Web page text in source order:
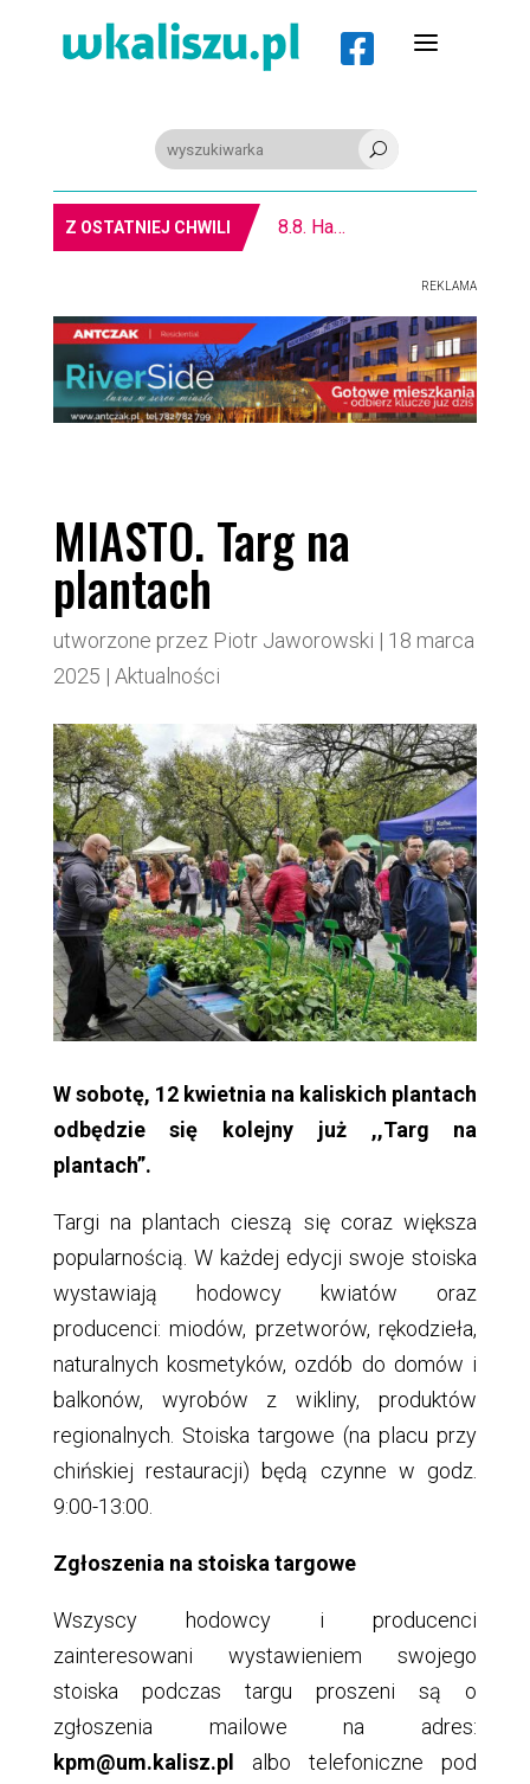
 a
U
Z OSTATNIEJ CHWILI REGION. Mołdawska współpraca Powiatu Kaliskiego
REKLAMA
MIASTO. Targ na
plantach
utworzone przez Piotr Jaworowski | 18 marca
2025 | Aktualności
W sobotę, 12 kwietnia na kaliskich plantach
odbędzie się kolejny już ,,Targ na
plantach”.
Targi na plantach cieszą się coraz większa
popularnością. W każdej edycji swoje stoiska
wystawiają hodowcy kwiatów oraz
producenci: miodów, przetworów, rękodzieła,
naturalnych kosmetyków, ozdób do domów i
balkonów, wyrobów z wikliny, produktów
regionalnych. Stoiska targowe (na placu przy
chińskiej restauracji) będą czynne w godz.
9:00-13:00.
Zgłoszenia na stoiska targowe
Wszyscy hodowcy i producenci
zainteresowani wystawieniem swojego
stoiska podczas targu proszeni są o
zgłoszenia mailowe na adres:
kpm@um.kalisz.pl
albo telefoniczne pod